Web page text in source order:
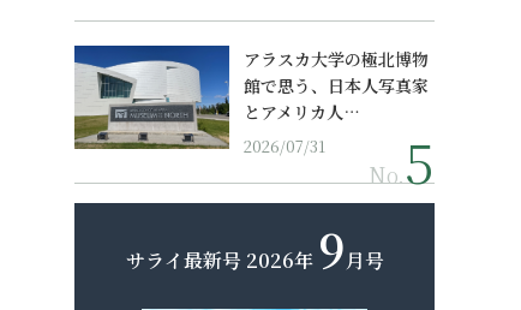
アラスカ大学の極北博物
館で思う、日本人写真家
とアメリカ人…
2026/07/31
No.
サライ最新号 2026年 9月号